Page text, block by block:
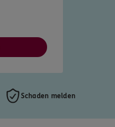
Schaden melden